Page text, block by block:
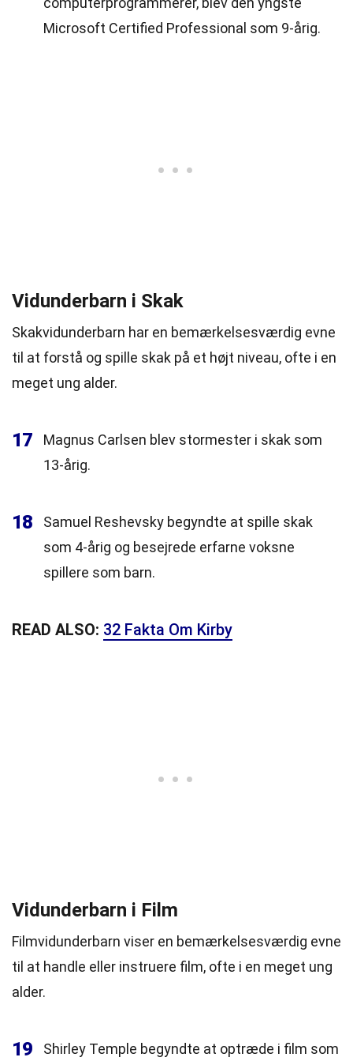
Microsoft Certified Professional som 9-årig.
Vidunderbarn i Skak
Skakvidunderbarn har en bemærkelsesværdig evne
til at forstå og spille skak på et højt niveau, ofte i en
meget ung alder.
17
Magnus Carlsen blev stormester i skak som
13-årig.
18
Samuel Reshevsky begyndte at spille skak
som 4-årig og besejrede erfarne voksne
spillere som barn.
READ ALSO: 32 Fakta Om Kirby
Vidunderbarn i Film
Filmvidunderbarn viser en bemærkelsesværdig evne
til at handle eller instruere film, ofte i en meget ung
alder.
19
Shirley Temple begyndte at optræde i film som